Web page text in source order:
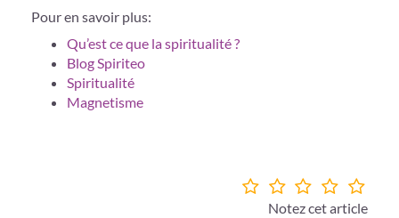
Pour en savoir plus:
Qu’est ce que la spiritualité ?
Blog Spiriteo
Spiritualité
Magnetisme
Notez cet article